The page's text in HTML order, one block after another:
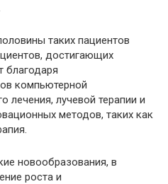
таких пациентов
достигающих
благодаря
компьютерной
лечения, лучевой терапии и
методов, таких как
новообразования, в
роста и